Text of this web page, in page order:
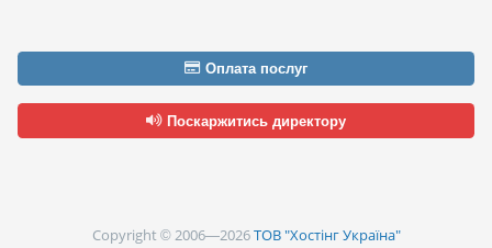
Оплата послуг
Поскаржитись директору
Copyright © 2006—2026ТОВ "Хостінг Україна"